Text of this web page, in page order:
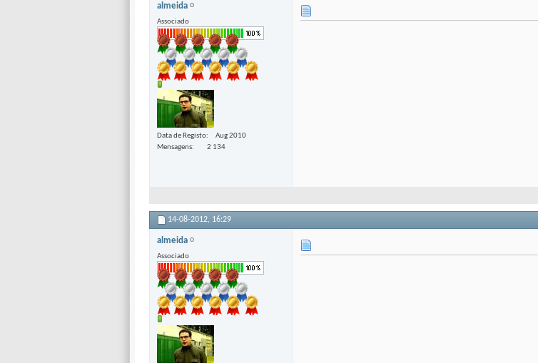
almeida
Associado
Data de Registo
Aug 2010
Mensagens
2 134
14-08-2012, 16:29
almeida
Associado